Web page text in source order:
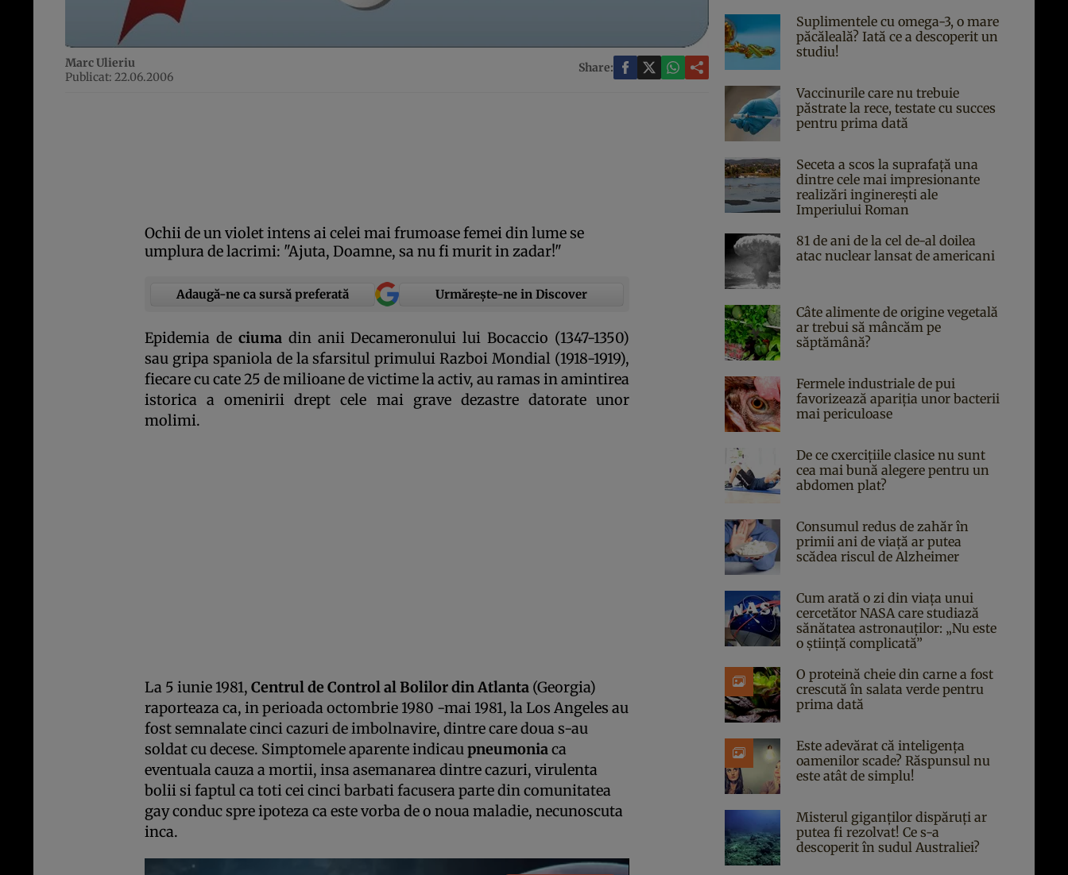
Marc Ulieriu
Publicat: 22.06.2006
Share:
Ochii de un violet intens ai celei mai frumoase femei din lume se
umplura de lacrimi: "Ajuta, Doamne, sa nu fi murit in zadar!"
Adaugă-ne ca sursă preferată Urmărește-ne in Discover
Epidemia de ciumadin anii Decameronului lui Bocaccio (1347-1350)
sau gripa spaniola de la sfarsitul primului Razboi Mondial (1918-1919),
fiecare cu cate 25 de milioane de victime la activ, au ramas in amintirea
istorica a omenirii drept cele mai grave dezastre datorate unor
molimi.
La 5 iunie 1981, Centrul de Control al Bolilor din Atlanta (Georgia)
raporteaza ca, in perioada octombrie 1980 -mai 1981, la Los Angeles au
fost semnalate cinci cazuri de imbolnavire, dintre care doua s-au
soldat cu decese. Simptomele aparente indicaupneumoniaca
eventuala cauza a mortii, insa asemanarea dintre cazuri, virulenta
bolii si faptul ca toti cei cinci barbati facusera parte din comunitatea
gay conduc spre ipoteza ca este vorba de o noua maladie, necunoscuta
inca.
Suplimentele cu omega-3, o mare
păcăleală? Iată ce a descoperit un
studiu!
Vaccinurile care nu trebuie
păstrate la rece, testate cu succes
pentru prima dată
Seceta a scos la suprafață una
dintre cele mai impresionante
realizări inginerești ale
Imperiului Roman
81 de ani de la cel de-al doilea
atac nuclear lansat de americani
Câte alimente de origine vegetală
ar trebui să mâncăm pe
săptămână?
Fermele industriale de pui
favorizează apariția unor bacterii
mai periculoase
De ce cxercițiile clasice nu sunt
cea mai bună alegere pentru un
abdomen plat?
Consumul redus de zahăr în
primii ani de viață ar putea
scădea riscul de Alzheimer
Cum arată o zi din viața unui
cercetător NASA care studiază
sănătatea astronauților: „Nu este
o știință complicată”
O proteină cheie din carne a fost
crescută în salata verde pentru
prima dată
Este adevărat că inteligența
oamenilor scade? Răspunsul nu
este atât de simplu!
Misterul giganților dispăruți ar
putea fi rezolvat! Ce s-a
descoperit în sudul Australiei?